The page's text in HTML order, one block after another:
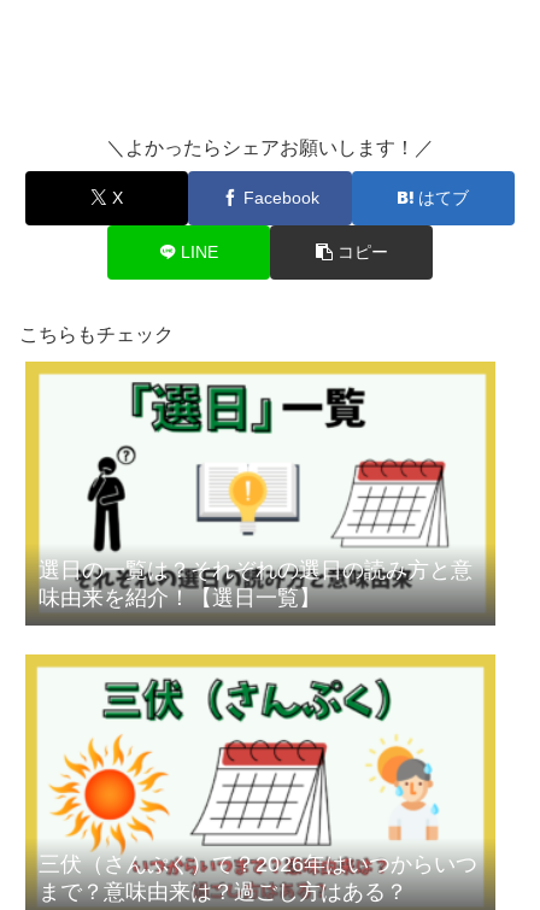
＼よかったらシェアお願いします！／
X Facebook はてブ
LINE コピー
こちらもチェック
選日の一覧は？それぞれの選日の読み方と意
味由来を紹介！【選日一覧】
三伏（さんぷく）て？2026年はいつからいつ
まで？意味由来は？過ごし方はある？